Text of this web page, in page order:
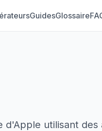
GuidesGlossaire
utilisant